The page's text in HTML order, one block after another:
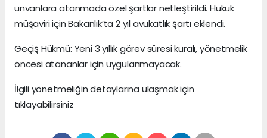
unvanlara atanmada özel şartlar netleştirildi. Hukuk
müşaviri için Bakanlık’ta 2 yıl avukatlık şartı eklendi.
Geçiş Hükmü: Yeni 3 yıllık görev süresi kuralı, yönetmelik
öncesi atananlar için uygulanmayacak.
İlgili yönetmeliğin detaylarına ulaşmak için
tıklayabilirsiniz